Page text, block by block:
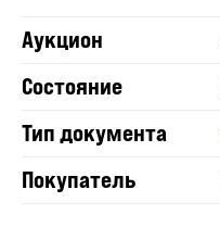
Аукцион
Состояние
Тип документа
Покупатель